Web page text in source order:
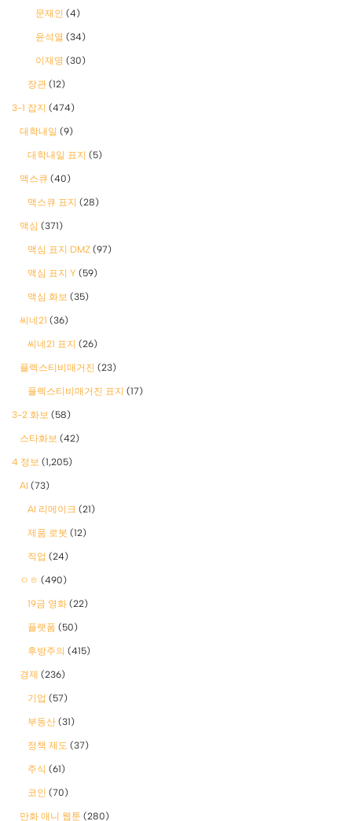
문재인 (4)
윤석열 (34)
이재명 (30)
장관 (12)
3-1 잡지 (474)
대학내일 (9)
대학내일 표지 (5)
맥스큐 (40)
맥스큐 표지 (28)
맥심 (371)
맥심 표지 DMZ (97)
맥심 표지 Y (59)
맥심 화보 (35)
씨네21 (36)
씨네21 표지 (26)
플렉스티비매거진 (23)
플렉스티비매거진 표지 (17)
3-2 화보 (58)
스타화보 (42)
4 정보 (1,205)
AI (73)
AI 리메이크 (21)
제품 로봇 (12)
직업 (24)
ㅇㅎ (490)
19금 영화 (22)
플랫폼 (50)
후방주의 (415)
경제 (236)
기업 (57)
부동산 (31)
정책 제도 (37)
주식 (61)
코인 (70)
만화 애니 웹툰 (280)